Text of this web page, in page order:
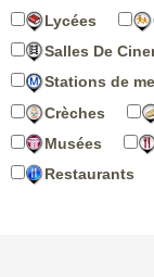
Lycées
Salles De
Stations de
Crèches
Musées
Restaurants